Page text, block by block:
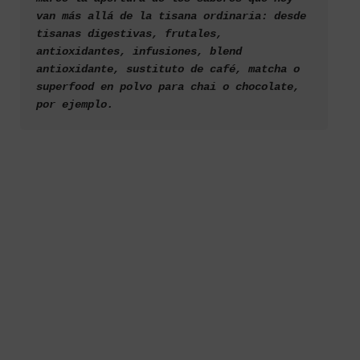
van más allá de la tisana ordinaria: desde
tisanas digestivas, frutales,
antioxidantes, infusiones, blend
antioxidante, sustituto de café, matcha o
superfood en polvo para chai o chocolate,
por ejemplo.